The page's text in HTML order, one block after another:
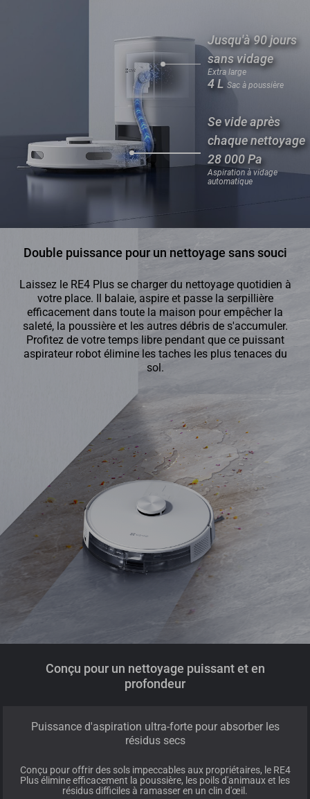
Jusqu'à 90 jours
sans vidage
Extra large
4 LSac à poussière
Se vide après
chaque nettoyage
28 000 Pa
Aspiration à vidage
automatique
Double puissance pour un nettoyage sans souci
Laissez le RE4 Plus se charger du nettoyage quotidien à
votre place. Il balaie, aspire et passe la serpillière
efficacement dans toute la maison pour empêcher la
saleté, la poussière et les autres débris de s'accumuler.
Profitez de votre temps libre pendant que ce puissant
aspirateur robot élimine les taches les plus tenaces du
sol.
Conçu pour un nettoyage puissant et en
profondeur
Puissance d'aspiration ultra-forte pour absorber les
résidus secs
Conçu pour offrir des sols impeccables aux propriétaires, le RE4
Plus élimine efficacement la poussière, les poils d'animaux et les
résidus difficiles à ramasser en un clin d'œil.